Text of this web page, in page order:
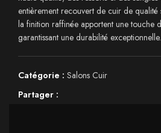
entièrement recouvert de cuir de qualité
la finition raffinée apportent une touche
garantissant une durabilité exceptionnelle.
Catégorie : Salons Cuir
Partager :